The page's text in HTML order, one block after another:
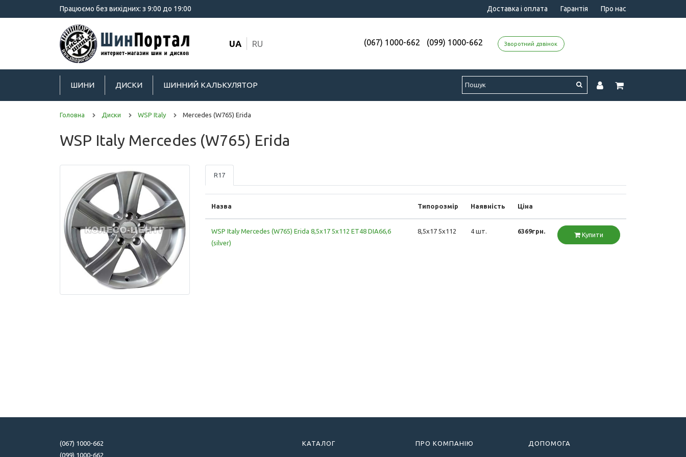
Працюємо без вихідних: з 9:00 до 19:00 Доставка і оплата Гарантія Про нас
UA RU (067) 1000-662 (099) 1000-662 Зворотний дзвінок
ШИНИ ДИСКИ ШИННИЙ КАЛЬКУЛЯТОР
Головна Диски WSP Italy Mercedes (W765) Erida
WSP Italy Mercedes (W765) Erida
R17
Назва Типорозмір Наявність Ціна
WSP Italy Mercedes (W765) Erida 8,5x17 5x112 ET48 DIA66,6
(silver)
8,5x17 5x112 4 шт. 6369грн. Купити
(067) 1000-662
(099) 1000-662
КАТАЛОГ ПРО КОМПАНІЮ ДОПОМОГА